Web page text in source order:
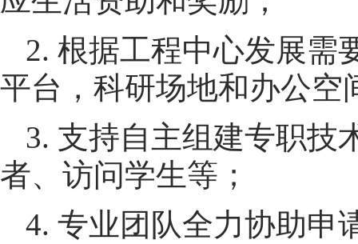
2. 根据工程中心发展需
平台，科研场地和办公空
3. 支持自主组建专职技
者、访问学生等；
4. 专业团队全力协助申